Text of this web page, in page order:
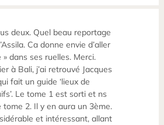
deux. Quel beau reportage
Ca donne envie d’aller
» dans ses ruelles. Merci.
à Bali, j’ai retrouvé Jacques
fait un guide ‘lieux de
Le tome 1 est sorti et ns
tome 2. Il y en aura un 3ème.
et intéressant, allant